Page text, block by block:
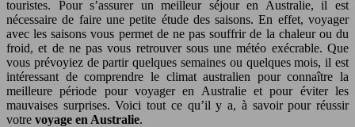
touristes. Pour s’assurer un meilleur séjour en Australie, il est
nécessaire de faire une petite étude des saisons. En effet, voyager
avec les saisons vous permet de ne pas souffrir de la chaleur ou du
froid, et de ne pas vous retrouver sous une météo exécrable. Que
vous prévoyiez de partir quelques semaines ou quelques mois, il est
intéressant de comprendre le climat australien pour connaître la
meilleure période pour voyager en Australie et pour éviter les
mauvaises surprises. Voici tout ce qu’il y a, à savoir pour réussir
votre voyage en Australie.